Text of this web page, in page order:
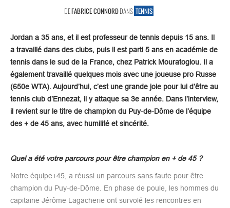
DEFABRICE CONNORDDANS TENNIS
Jordan a 35 ans, et il est professeur de tennis depuis 15 ans. Il
a travaillé dans des clubs, puis il est parti 5 ans en académie de
tennis dans le sud de la France, chez Patrick Mouratoglou. Il a
également travaillé quelques mois avec une joueuse pro Russe
(650e WTA). Aujourd’hui, c’est une grande joie pour lui d’être au
tennis club d’Ennezat, il y attaque sa 3e année. Dans l’interview,
il revient sur le titre de champion du Puy-de-Dôme de l’équipe
des + de 45 ans, avec humilité et sincérité.
Quel a été votre parcours pour être champion en + de 45 ?
Notre équipe+45, a réussi un parcours sans faute pour être
champion du Puy-de-Dôme. En phase de poule, les hommes du
capitaine Jérôme Lagacherie ont survolé les rencontres en